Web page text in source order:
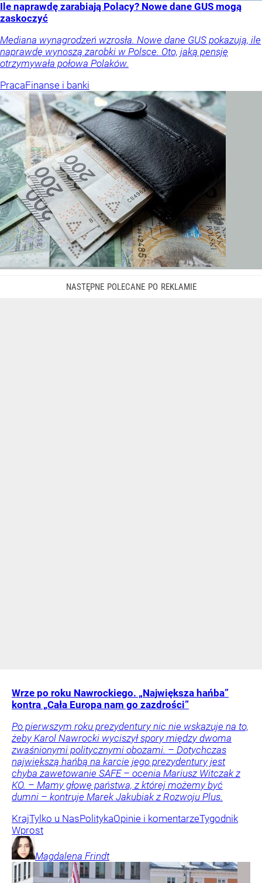
Ile naprawdę zarabiają Polacy? Nowe dane GUS mogą
zaskoczyć
Mediana wynagrodzeń wzrosła. Nowe dane GUS pokazują, ile
naprawdę wynoszą zarobki w Polsce. Oto, jaką pensję
otrzymywała połowa Polaków.
PracaFinanse i banki
Wrze po roku Nawrockiego. „Największa hańba”
kontra „Cała Europa nam go zazdrości”
Po pierwszym roku prezydentury nic nie wskazuje na to,
żeby Karol Nawrocki wyciszył spory między dwoma
zwaśnionymi politycznymi obozami. – Dotychczas
największą hańbą na karcie jego prezydentury jest
chyba zawetowanie SAFE – ocenia Mariusz Witczak z
KO. – Mamy głowę państwa, z której możemy być
dumni – kontruje Marek Jakubiak z Rozwoju Plus.
KrajTylko u NasPolitykaOpinie i komentarzeTygodnik
Wprost
Magdalena Frindt